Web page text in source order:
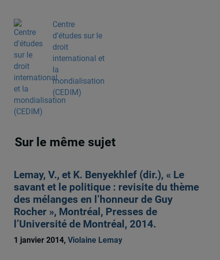
Centre
d'études sur le
droit
international et
la
mondialisation
(CEDIM)
Sur le même sujet
Lemay, V., et K. Benyekhlef (dir.), « Le
savant et le politique : revisite du thème
des mélanges en l’honneur de Guy
Rocher », Montréal, Presses de
l’Université de Montréal, 2014.
1 janvier 2014, Violaine Lemay